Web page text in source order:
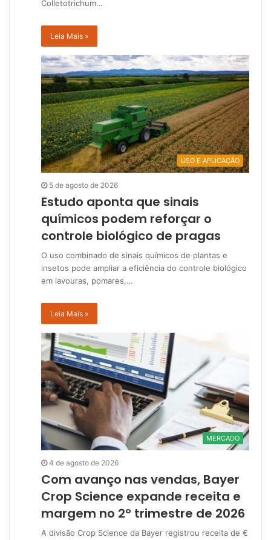
Colletotrichum…
Leia Mais »
USO E APLICAÇÃO
5 de agosto de 2026
Estudo aponta que sinais
químicos podem reforçar o
controle biológico de pragas
O uso combinado de sinais químicos de plantas e
insetos pode ampliar a eficiência do controle biológico
em lavouras, pomares,…
Leia Mais »
MERCADO
4 de agosto de 2026
Com avanço nas vendas, Bayer
Crop Science expande receita e
margem no 2º trimestre de 2026
A divisão Crop Science da Bayer registrou receita de €